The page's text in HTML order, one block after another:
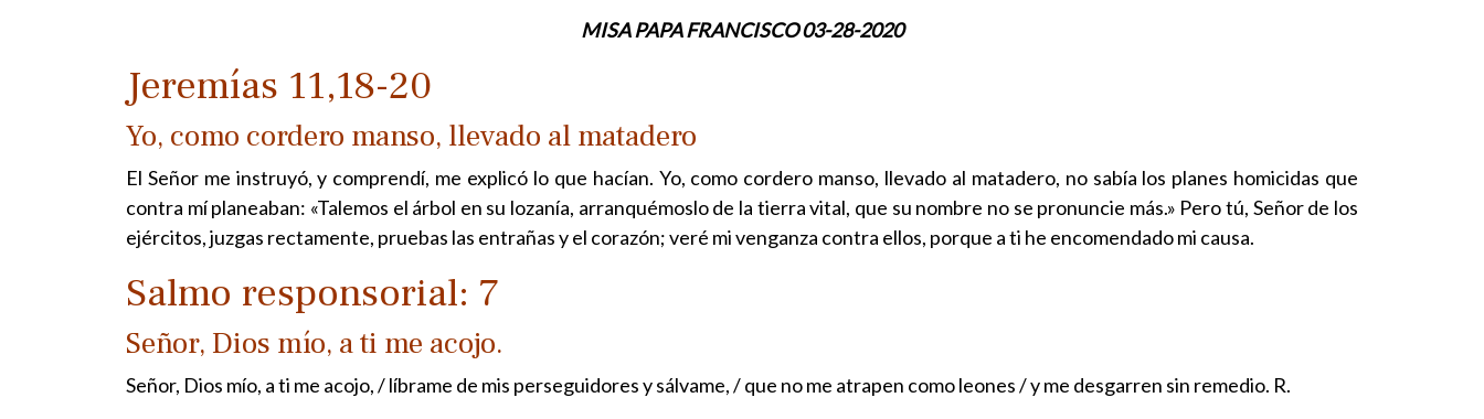
MISA PAPA FRANCISCO 03-28-2020
Jeremías 11,18-20
Yo, como cordero manso, llevado al matadero
El Señor me instruyó, y comprendí, me explicó lo que hacían. Yo, como cordero manso, llevado al matadero, no sabía los planes homicidas que
contra mí planeaban: «Talemos el árbol en su lozanía, arranquémoslo de la tierra vital, que su nombre no se pronuncie más.» Pero tú, Señor de los
ejércitos, juzgas rectamente, pruebas las entrañas y el corazón; veré mi venganza contra ellos, porque a ti he encomendado mi causa.
Salmo responsorial: 7
Señor, Dios mío, a ti me acojo.
Señor, Dios mío, a ti me acojo, / líbrame de mis perseguidores y sálvame, / que no me atrapen como leones / y me desgarren sin remedio. R.